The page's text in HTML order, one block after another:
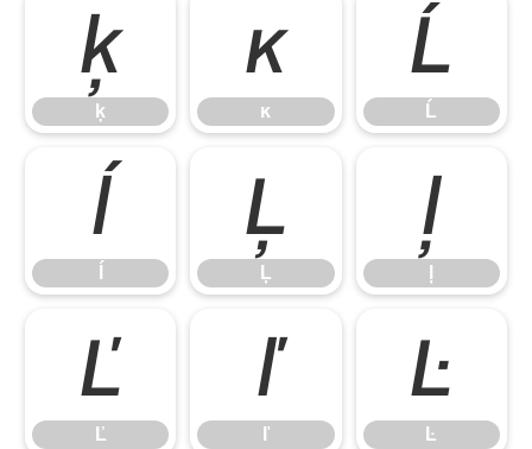
ķ
ķ
ĸ
ĸ
Ĺ
Ĺ
ĺ Ļ
Ļ
ļ
Ľ
Ľ
ľ
ľ
Ŀ
Ŀ